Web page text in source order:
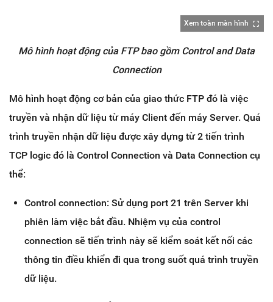
Xem toàn màn hình
Mô hình hoạt động của FTP bao gồm Control and Data
Connection
Mô hình hoạt động cơ bản của giao thức FTP đó là việc
truyền và nhận dữ liệu từ máy Client đến máy Server. Quá
trình truyền nhận dữ liệu được xây dựng từ 2 tiến trình
TCP logic đó là Control Connection và Data Connection cụ
thể:
Control connection: Sử dụng port 21 trên Server khi
phiên làm việc bắt đầu. Nhiệm vụ của control
connection sẽ tiến trình này sẽ kiểm soát kết nối các
thông tin điều khiển đi qua trong suốt quá trình truyền
dữ liệu.